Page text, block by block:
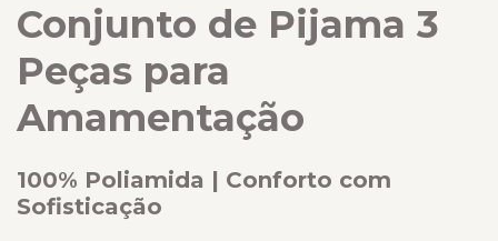
Conjunto de Pijama 3
Peças para
Amamentação
100% Poliamida | Conforto com
Sofisticação